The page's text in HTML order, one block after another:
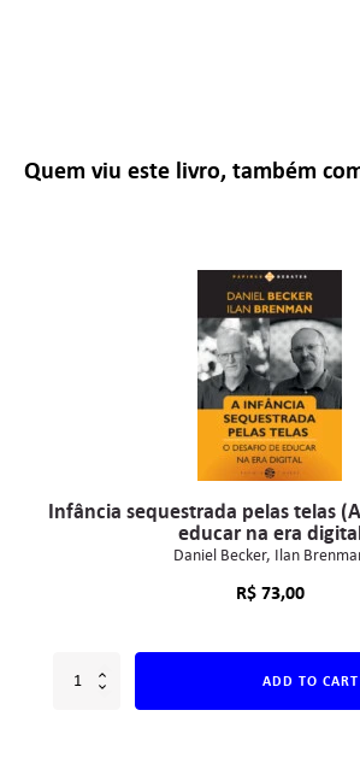
Quem viu este livro, também
Infância sequestrada pelas telas
educar na era
Daniel Becker Ilan
R$73,00
ADD TO CART